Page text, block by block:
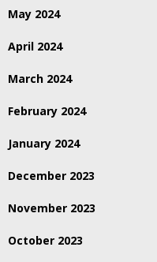
May 2024
April 2024
March 2024
February 2024
January 2024
December 2023
November 2023
October 2023